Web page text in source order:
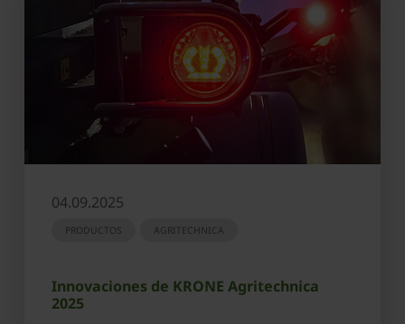
04.09.2025
PRODUCTOS AGRITECHNICA
Innovaciones de KRONE Agritechnica
2025